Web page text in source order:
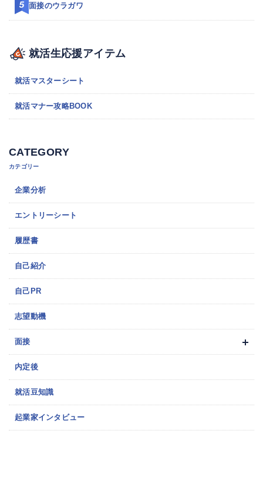
面接のウラガワ
就活生応援アイテム
就活マスターシート
就活マナー攻略BOOK
CATEGORY
カテゴリー
企業分析
エントリーシート
履歴書
自己紹介
自己PR
志望動機
面接
内定後
就活豆知識
起業家インタビュー